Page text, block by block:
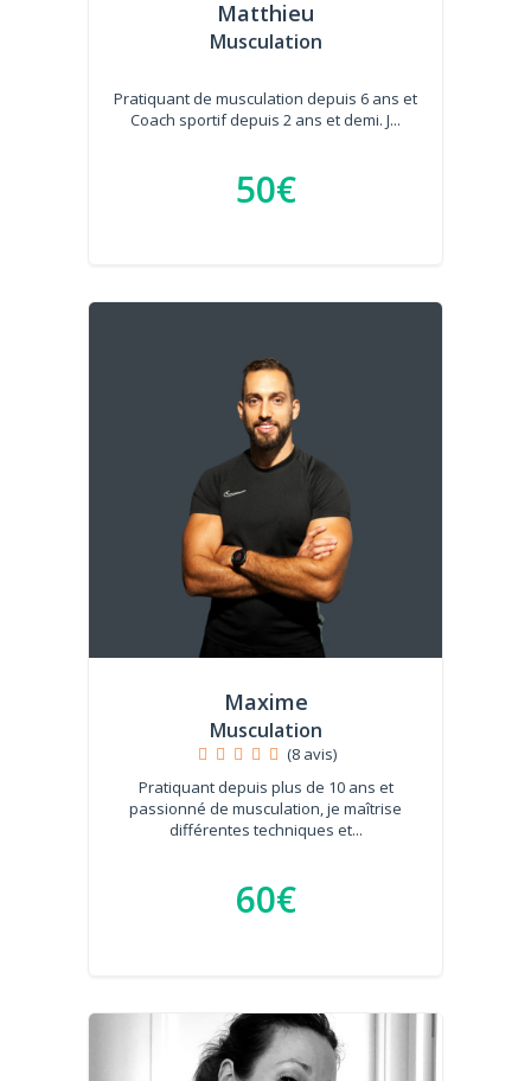
Matthieu
Musculation
Pratiquant de musculation depuis 6 ans et
Coach sportif depuis 2 ans et demi. J...
50€
Maxime
Musculation
(8 avis)
Pratiquant depuis plus de 10 ans et
passionné de musculation, je maîtrise
différentes techniques et...
60€